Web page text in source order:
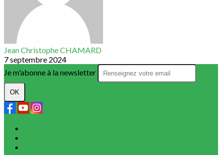
Jean Christophe CHAMARD
7 septembre 2024
Je m'abonne à la newsletter
OK